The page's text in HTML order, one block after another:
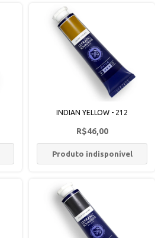
INDIAN YELLOW - 212
R$46,00
Produto indisponível